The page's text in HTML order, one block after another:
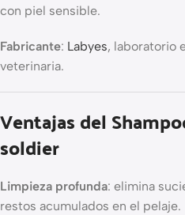
con piel sensible.
Fabricante: Labyes, laboratorio
veterinaria.
Ventajas del
soldier
Limpieza profunda: elimina
restos acumulados en el pelaje.